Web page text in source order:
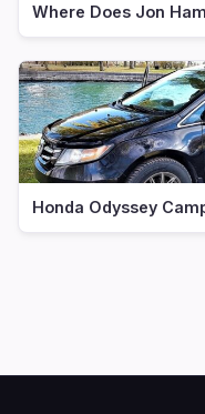
Where Does Jon
Honda Odyssey